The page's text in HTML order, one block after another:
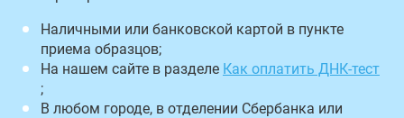
Наличными или банковской картой в пункте
приема образцов;
На нашем сайте в разделе Как оплатить ДНК-тест
;
В любом городе, в отделении Сбербанка или